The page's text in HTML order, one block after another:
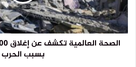
بسبب الحرب